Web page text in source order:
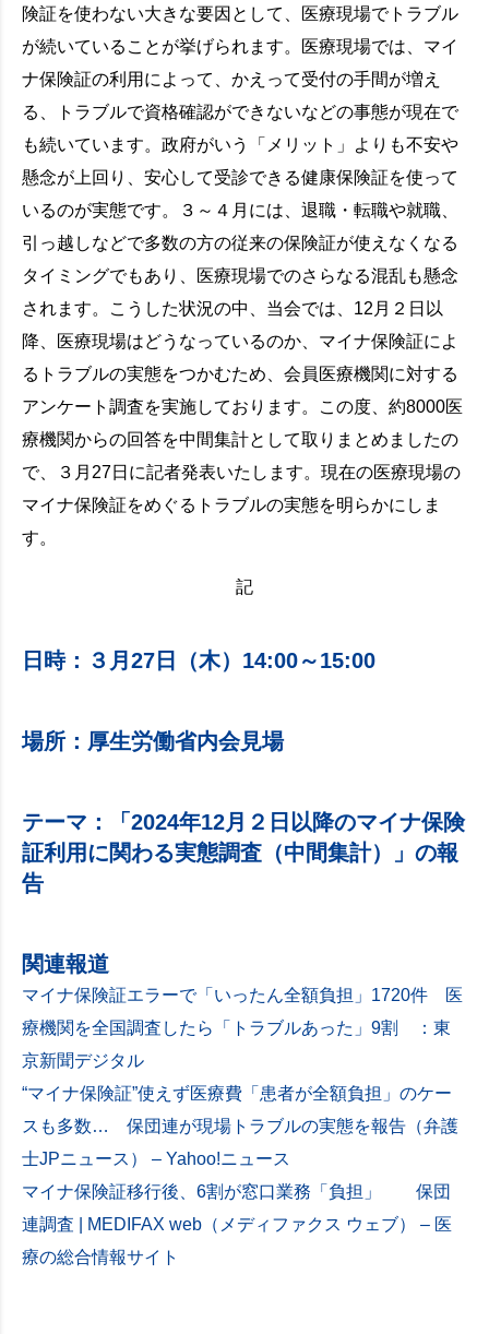
険証を使わない大きな要因として、医療現場でトラブル
が続いていることが挙げられます。医療現場では、マイ
ナ保険証の利用によって、かえって受付の手間が増え
る、トラブルで資格確認ができないなどの事態が現在で
も続いています。政府がいう「メリット」よりも不安や
懸念が上回り、安心して受診できる健康保険証を使って
いるのが実態です。３～４月には、退職・転職や就職、
引っ越しなどで多数の方の従来の保険証が使えなくなる
タイミングでもあり、医療現場でのさらなる混乱も懸念
されます。こうした状況の中、当会では、12月２日以
降、医療現場はどうなっているのか、マイナ保険証によ
るトラブルの実態をつかむため、会員医療機関に対する
アンケート調査を実施しております。この度、約8000医
療機関からの回答を中間集計として取りまとめましたの
で、３月27日に記者発表いたします。現在の医療現場の
マイナ保険証をめぐるトラブルの実態を明らかにしま
す。
記
日時：３月27日（木）14:00～15:00
場所：厚生労働省内会見場
テーマ：「2024年12月２日以降のマイナ保険
証利用に関わる実態調査（中間集計）」の報
告
関連報道
マイナ保険証エラーで「いったん全額負担」1720件 医
療機関を全国調査したら「トラブルあった」9割 ：東
京新聞デジタル
“マイナ保険証”使えず医療費「患者が全額負担」のケー
スも多数… 保団連が現場トラブルの実態を報告（弁護
士JPニュース） – Yahoo!ニュース
マイナ保険証移行後、6割が窓口業務「負担」 保団
連調査 | MEDIFAX web（メディファクス ウェブ） – 医
療の総合情報サイト